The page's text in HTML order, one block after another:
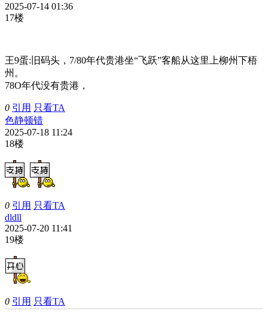
2025-07-14 01:36
17楼
王9蛋: 旧码头，7/80年代贵港坐“飞跃”客船从这里上柳州下梧
州。
78O年代没有贵港，
0 引用 只看TA
色静顿错
2025-07-18 11:24
18楼
0 引用 只看TA
dldll
2025-07-20 11:41
19楼
0 引用 只看TA